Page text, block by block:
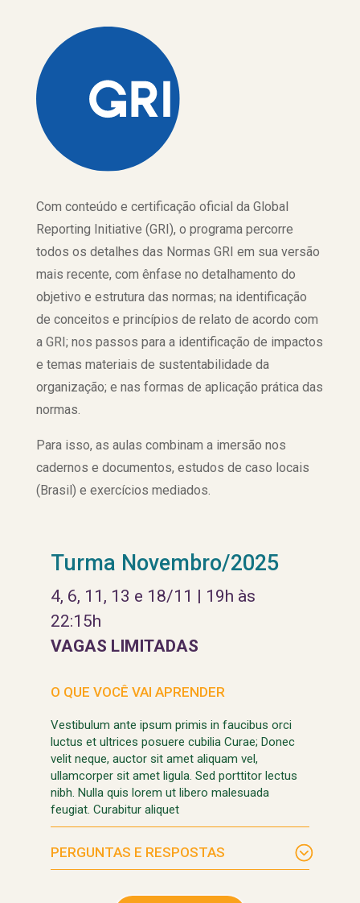
Com conteúdo e certificação oficial da Global
Reporting Initiative (GRI), o programa percorre
todos os detalhes das Normas GRI em sua versão
mais recente, com ênfase no detalhamento do
objetivo e estrutura das normas; na identificação
de conceitos e princípios de relato de acordo com
a GRI; nos passos para a identificação de impactos
e temas materiais de sustentabilidade da
organização; e nas formas de aplicação prática das
normas.
Para isso, as aulas combinam a imersão nos
cadernos e documentos, estudos de caso locais
(Brasil) e exercícios mediados.
Turma Novembro/2025
4, 6, 11, 13 e 18/11 | 19h às
22:15h
VAGAS LIMITADAS
O QUE VOCÊ VAI APRENDER
Vestibulum ante ipsum primis in faucibus orci
luctus et ultrices posuere cubilia Curae; Donec
velit neque, auctor sit amet aliquam vel,
ullamcorper sit amet ligula. Sed porttitor lectus
nibh. Nulla quis lorem ut libero malesuada
feugiat. Curabitur aliquet
PERGUNTAS E RESPOSTAS